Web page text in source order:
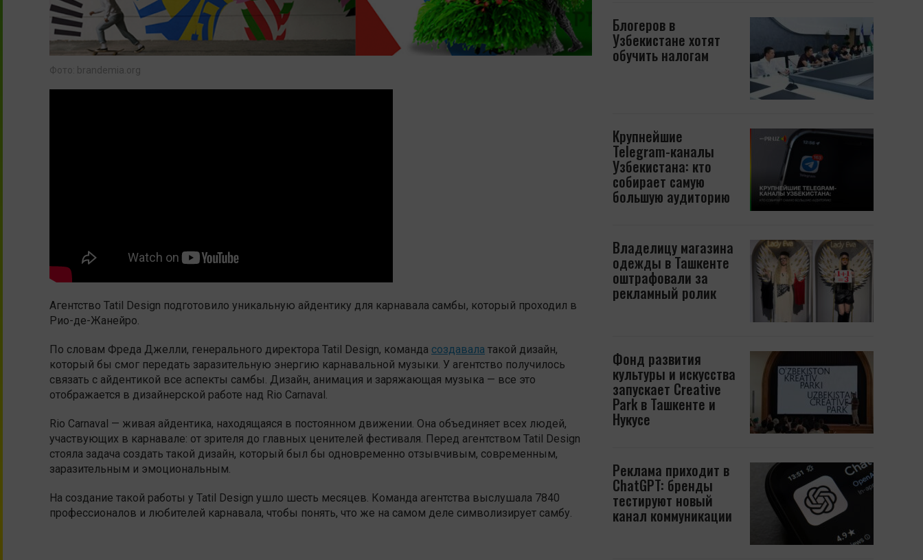
Фото: brandemia.org
Агентство Tatil Design подготовило уникальную айдентику для карнавала самбы, который проходил в
Рио-де-Жанейро.
По словам Фреда Джелли, генерального директора Tatil Design, команда создавала такой дизайн,
который бы смог передать заразительную энергию карнавальной музыки. У агентство получилось
связать с айдентикой все аспекты самбы. Дизайн, анимация и заряжающая музыка — все это
отображается в дизайнерской работе над Rio Carnaval.
Rio Carnaval — живая айдентика, находящаяся в постоянном движении. Она объединяет всех людей,
участвующих в карнавале: от зрителя до главных ценителей фестиваля. Перед агентством Tatil Design
стояла задача создать такой дизайн, который был бы одновременно отзывчивым, современным,
заразительным и эмоциональным.
На создание такой работы у Tatil Design ушло шесть месяцев. Команда агентства выслушала 7840
профессионалов и любителей карнавала, чтобы понять, что же на самом деле символизирует самбу.
Блогеров в
Узбекистане хотят
обучить налогам
Крупнейшие
Telegram-каналы
Узбекистана: кто
собирает самую
большую аудиторию
Владелицу магазина
одежды в Ташкенте
оштрафовали за
рекламный ролик
Фонд развития
культуры и искусства
запускает Creative
Park в Ташкенте и
Нукусе
Реклама приходит в
ChatGPT: бренды
тестируют новый
канал коммуникации